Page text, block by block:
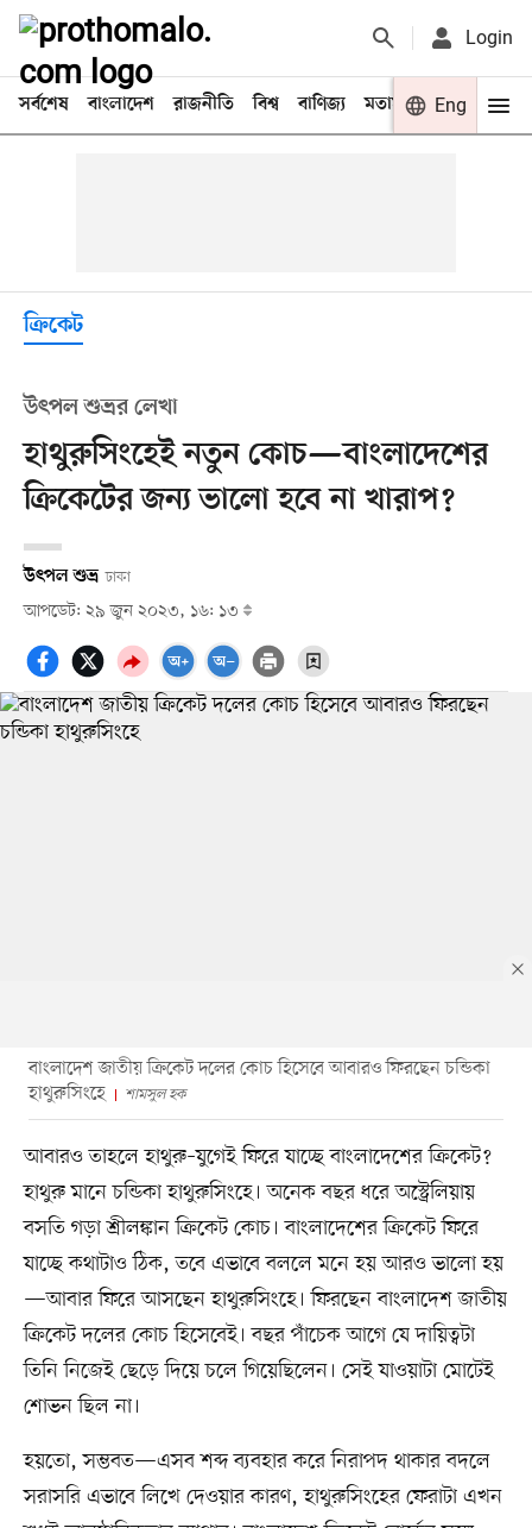
Login
সর্বশেষ বাংলাদেশ রাজনীতি বিশ্ব বাণিজ্য মতামত খেলা
Eng
ক্রিকেট
উৎপল শুভ্রর লেখা
হাথুরুসিংহেই নতুন কোচ—বাংলাদেশের
ক্রিকেটের জন্য ভালো হবে না খারাপ?
উৎপল শুভ্র ঢাকা
আপডেট: ২৯ জুন ২০২৩, ১৬: ১৩
বাংলাদেশ জাতীয় ক্রিকেট দলের কোচ হিসেবে আবারও ফিরছেন চন্ডিকা
হাথুরুসিংহে
শামসুল হক
আবারও তাহলে হাথুরু–যুগেই ফিরে যাচ্ছে বাংলাদেশের ক্রিকেট?
হাথুরু মানে চন্ডিকা হাথুরুসিংহে। অনেক বছর ধরে অস্ট্রেলিয়ায়
বসতি গড়া শ্রীলঙ্কান ক্রিকেট কোচ। বাংলাদেশের ক্রিকেট ফিরে
যাচ্ছে কথাটাও ঠিক, তবে এভাবে বললে মনে হয় আরও ভালো হয়
—আবার ফিরে আসছেন হাথুরুসিংহে। ফিরছেন বাংলাদেশ জাতীয়
ক্রিকেট দলের কোচ হিসেবেই। বছর পাঁচেক আগে যে দায়িত্বটা
তিনি নিজেই ছেড়ে দিয়ে চলে গিয়েছিলেন। সেই যাওয়াটা মোটেই
শোভন ছিল না।
হয়তো, সম্ভবত—এসব শব্দ ব্যবহার করে নিরাপদ থাকার বদলে
সরাসরি এভাবে লিখে দেওয়ার কারণ, হাথুরুসিংহের ফেরাটা এখন